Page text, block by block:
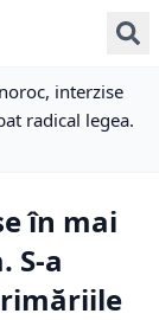
interzise
radical legea.
în mai
S-a